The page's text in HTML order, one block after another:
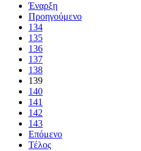
Έναρξη
Προηγούμενο
134
135
136
137
138
139
140
141
142
143
Επόμενο
Τέλος